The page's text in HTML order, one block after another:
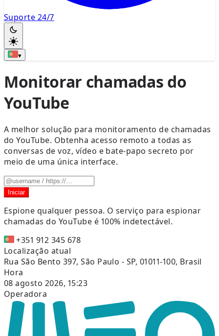
Suporte 24/7
▾
Monitorar chamadas do
YouTube
A melhor solução para monitoramento de chamadas
do YouTube. Obtenha acesso remoto a todas as
conversas de voz, vídeo e bate-papo secreto por
meio de uma única interface.
Iniciar
Espione qualquer pessoa. O serviço para espionar
chamadas do YouTube é 100% indetectável.
+351 912 345 678
Localização atual
Rua São Bento 397, São Paulo - SP, 01011-100, Brasil
Hora
08 agosto 2026, 15:23
Operadora